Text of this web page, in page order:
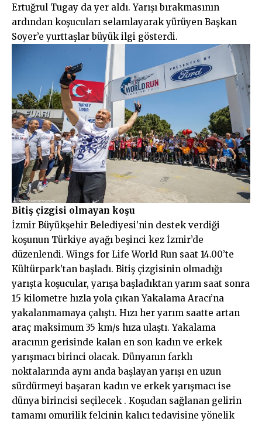
Ertuğrul Tugay da yer aldı. Yarışı bırakmasının
ardından koşucuları selamlayarak yürüyen Başkan
Soyer’e yurttaşlar büyük ilgi gösterdi.
Bitiş çizgisi olmayan koşu
İzmir Büyükşehir Belediyesi’nin destek verdiği
koşunun Türkiye ayağı beşinci kez İzmir’de
düzenlendi. Wings for Life World Run saat 14.00’te
Kültürpark’tan başladı. Bitiş çizgisinin olmadığı
yarışta koşucular, yarışa başladıktan yarım saat sonra
15 kilometre hızla yola çıkan Yakalama Aracı’na
yakalanmamaya çalıştı. Hızı her yarım saatte artan
araç maksimum 35 km/s hıza ulaştı. Yakalama
aracının gerisinde kalan en son kadın ve erkek
yarışmacı birinci olacak. Dünyanın farklı
noktalarında aynı anda başlayan yarışı en uzun
sürdürmeyi başaran kadın ve erkek yarışmacı ise
dünya birincisi seçilecek . Koşudan sağlanan gelirin
tamamı omurilik felcinin kalıcı tedavisine yönelik